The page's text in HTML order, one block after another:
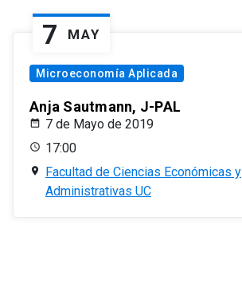
7 MAY
Microeconomía Aplicada
Anja Sautmann, J-PAL
7 de Mayo de 2019
17:00
Facultad de Ciencias Económicas y
Administrativas UC